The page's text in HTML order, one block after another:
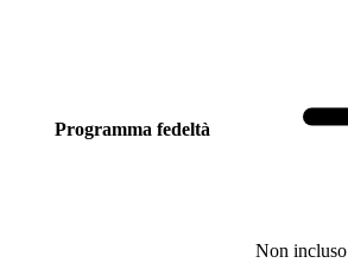
Programma fedeltà
Non incluso